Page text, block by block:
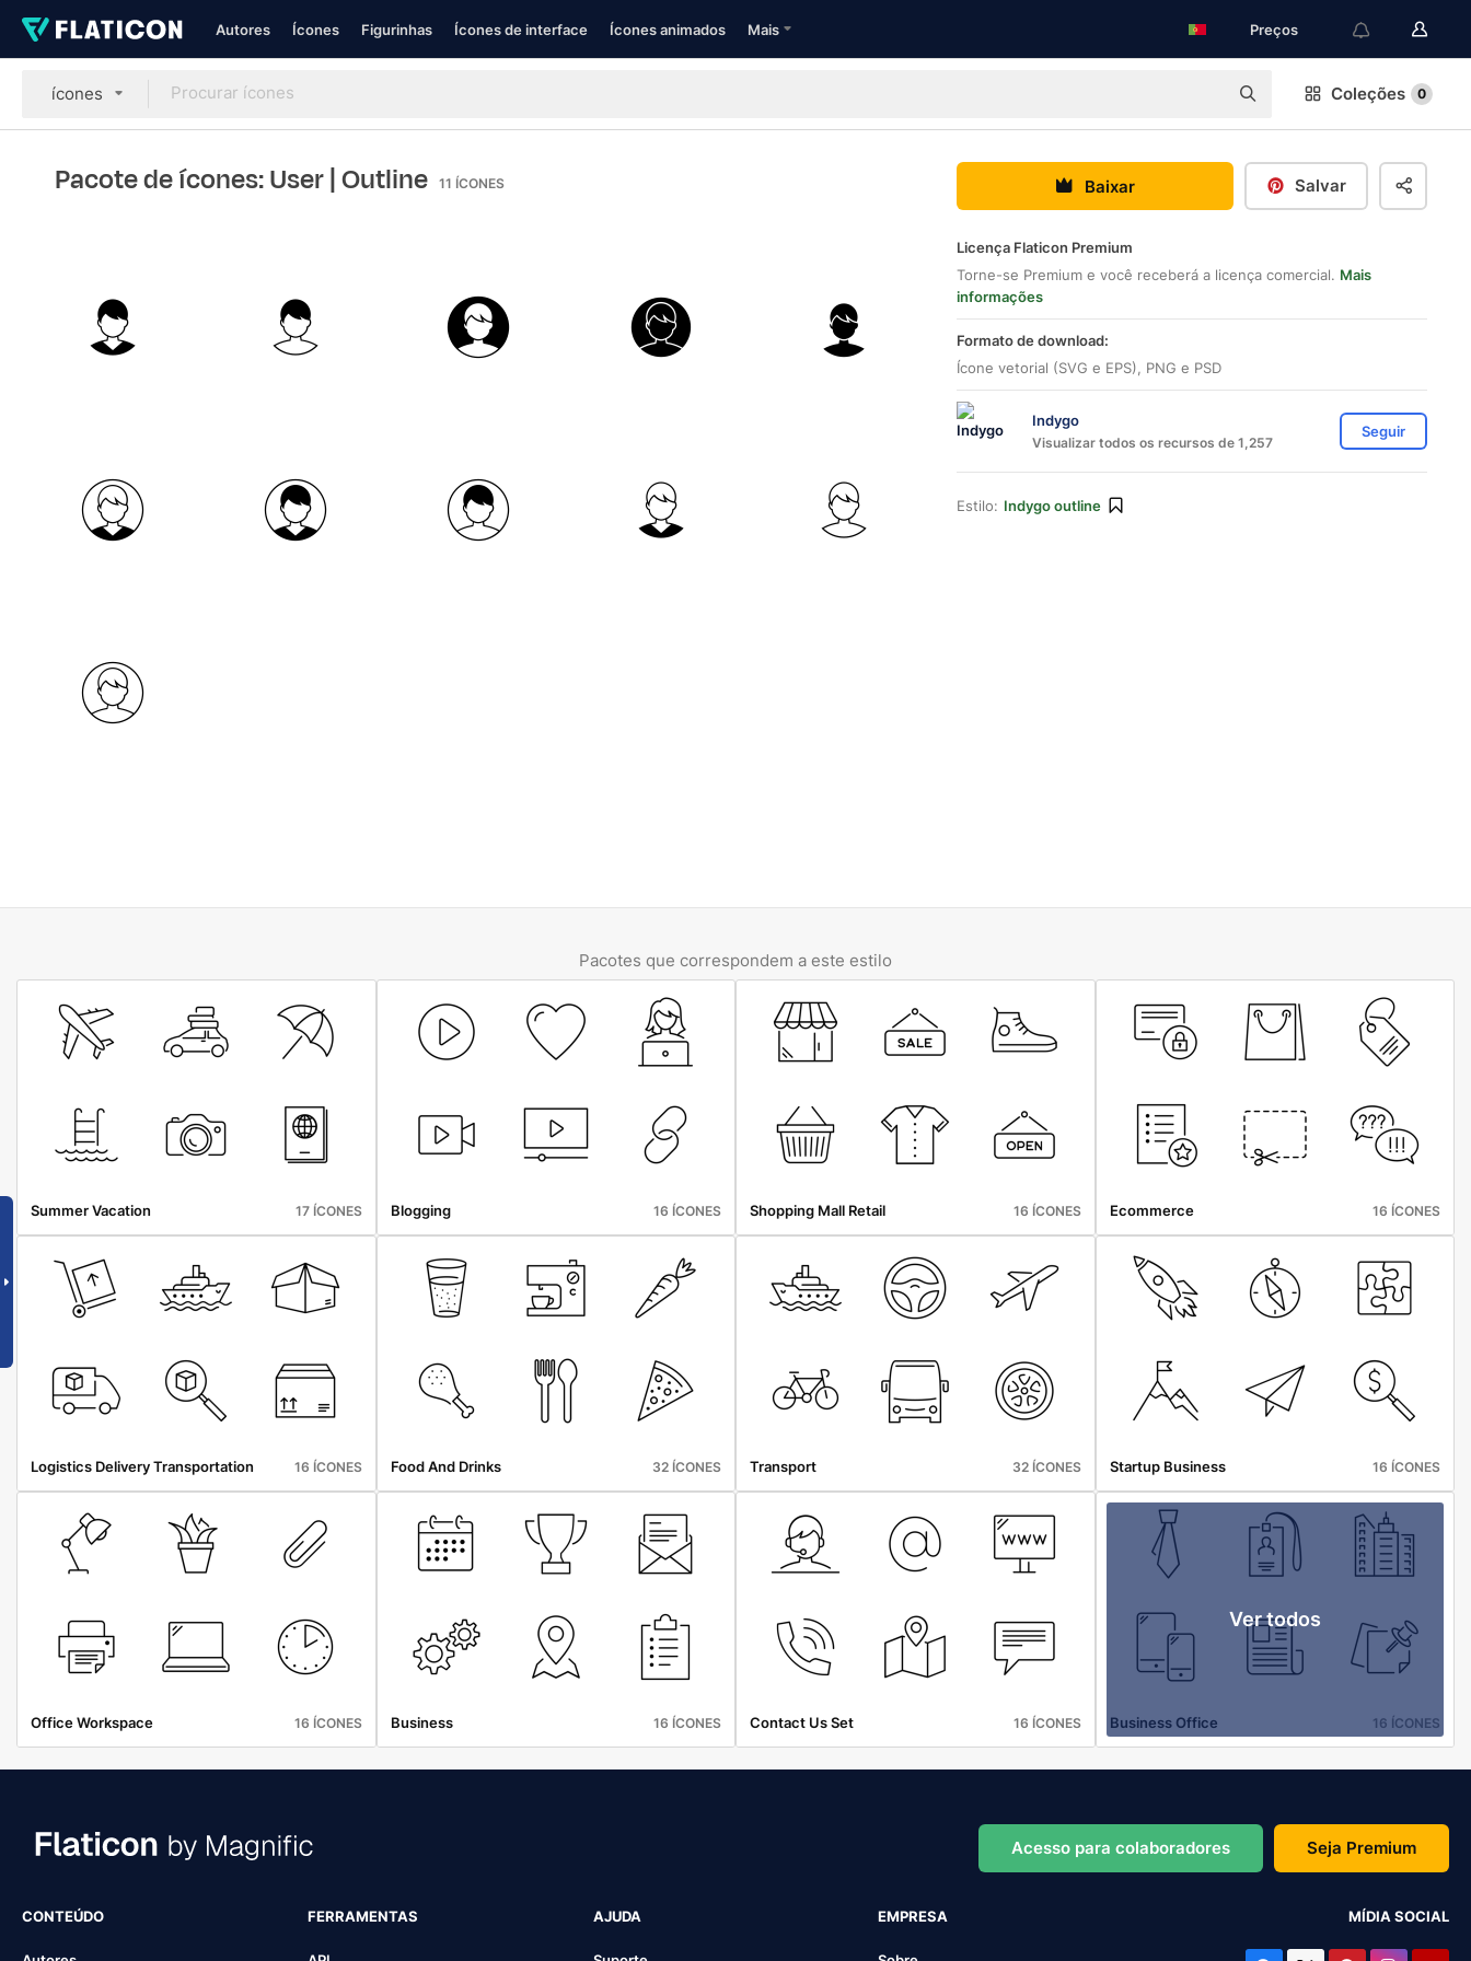
Autores Ícones Figurinhas Ícones de interface Ícones animados Mais Preços
ícones Coleções 0
Pacote de ícones: User| Outline 11 ÍCONES Baixar Salvar
Licença Flaticon Premium
Torne-se Premium e você receberá a licença comercial. Mais
informações
Formato de download:
Ícone vetorial (SVG e EPS), PNG e PSD
Indygo
Visualizar todos os recursos de 1,257
Seguir
Estilo: Indygo outline
Pacotes que correspondem a este estilo
Summer Vacation 17 ÍCONES Blogging 16 ÍCONES Shopping Mall Retail 16 ÍCONES Ecommerce 16 ÍCONES
Logistics Delivery Transportation 16 ÍCONES Food And Drinks 32 ÍCONES Transport 32 ÍCONES Startup Business 16 ÍCONES
Office Workspace 16 ÍCONES Business 16 ÍCONES Contact Us Set 16 ÍCONES
Ver todos
Business Office 16 ÍCONES
Acesso para colaboradores Seja Premium
CONTEÚDO FERRAMENTAS AJUDA EMPRESA MÍDIA SOCIAL